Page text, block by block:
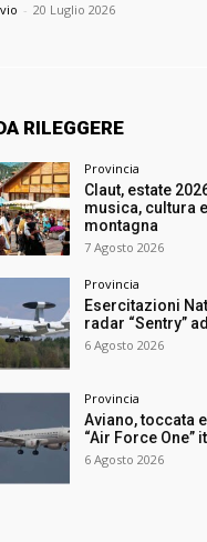
- 20 Luglio 2026
RILEGGERE
Provincia
Claut, estate
musica, cultura e
montagna
7 Agosto 2026
Provincia
Esercitazioni
radar “Sentry”
6 Agosto 2026
Provincia
Aviano, toccata
“Air Force One”
6 Agosto 2026